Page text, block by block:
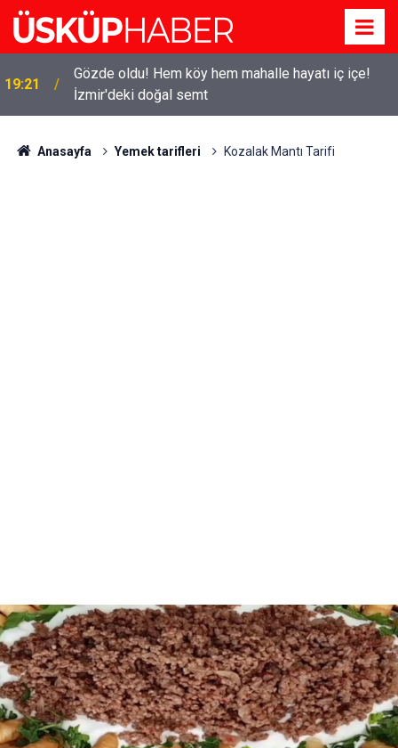
19:21
Gözde oldu! Hem köy hem mahalle hayatı iç içe!
İzmir'deki doğal semt
Anasayfa Yemek tarifleri Kozalak Mantı Tarifi